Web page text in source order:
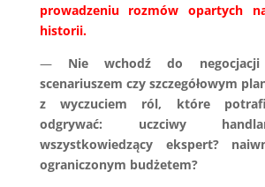
prowadzeniu rozmów opartych
historii.
— Nie wchodź do
scenariuszem czy szczegółowym
z wyczuciem ról, które
odgrywać: uczciwy
wszystkowiedzący ekspert?
ograniczonym budżetem?